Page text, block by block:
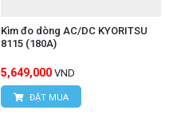
Kìm đo dòng AC/DC KYORITSU
8115 (180A)
5,649,000 VND
ĐẶT MUA